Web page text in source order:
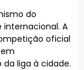
do
A
oficial
liga à cidade.